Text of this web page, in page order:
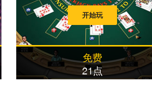
免费
21点
开始玩